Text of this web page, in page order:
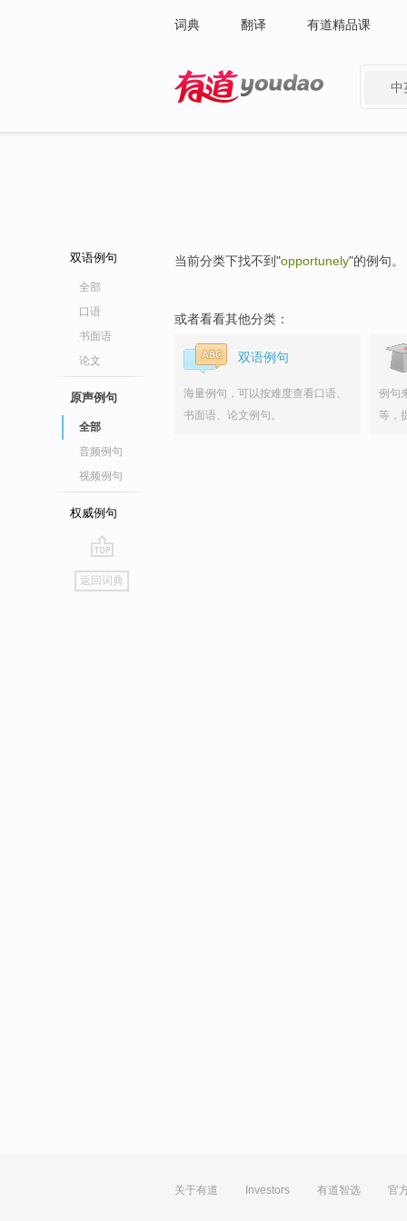
词典 翻译 有道精品课
中
双语例句
全部
口语
书面语
论文
原声例句
全部
音频例句
视频例句
权威例句
go
top
返回词典
当前分类下找不到"opportunely"的例句。
或者看看其他分类：
双语例句
海量例句，可以按难度查看口语、
书面语、论文例句。
例句
等，
关于有道 Investors 有道智选 官